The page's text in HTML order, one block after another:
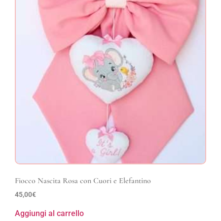
Fiocco Nascita Rosa con Cuori e Elefantino
45,00€
Aggiungi al carrello